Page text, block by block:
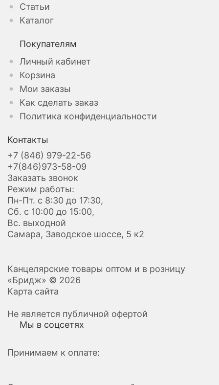
Статьи
Каталог
Покупателям
Личный кабинет
Корзина
Мои заказы
Как сделать заказ
Политика конфиденциальности
Контакты
+7 (846) 979-22-56
+7(846)973-58-09
Заказать звонок
Режим работы:
Пн-Пт. с 8:30 до 17:30,
Сб. с 10:00 до 15:00,
Вс. выходной
Самара, Заводское шоссе, 5 к2
Канцелярские товары оптом и в розницу
«Бридж» © 2026
Карта сайта
Не является публичной офертой
Мы в соцсетях
Принимаем к оплате: